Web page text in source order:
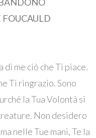
FOUCAULD
di me ciò che Ti piace.
Ti ringrazio. Sono
la Tua Volontà si
Non desidero
nelle Tue mani, Te la